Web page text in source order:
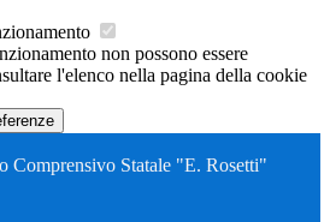
non possono essere
l'elenco nella pagina della cookie
Comprensivo Statale "E. Rosetti"